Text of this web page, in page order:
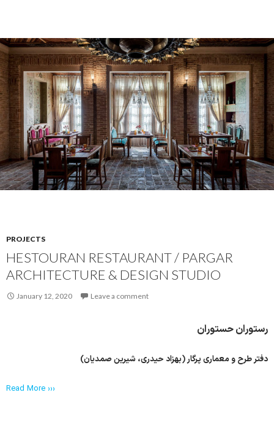
PROJECTS
HESTOURAN RESTAURANT / PARGAR
ARCHITECTURE & DESIGN STUDIO
January 12, 2020 Leave a comment
رستوران حستوران
دفتر طرح و معماری پرگار (بهزاد حیدری، شیرین صمدیان)
Read More ›››